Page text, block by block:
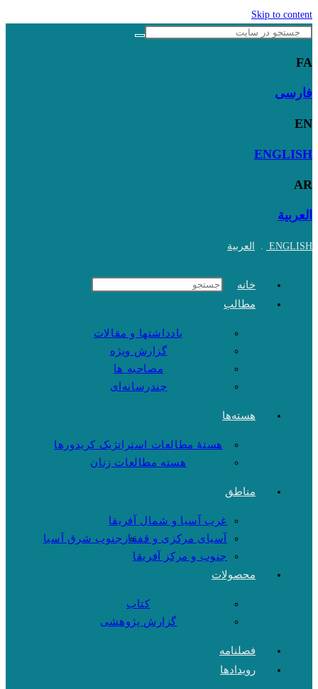
Skip to content
FA
فارسی
EN
ENGLISH
AR
العربية
ENGLISH
. العربية
خانه
مطالب
یادداشتها و مقالات
گزارش ویژه
مصاحبه ها
چندرسانه‌ای
هسته‌ها
هستهٔ مطالعات استراتژیک کریدورها
هسته مطالعات زنان
مناطق
غرب آسیا و شمال آفریقا
آسیای مرکزی و قفقاز جنوب شرق آسیا
جنوب و مرکز آفریقا
محصولات
کتاب
گزارش پژوهشی
فصلنامه
رویدادها